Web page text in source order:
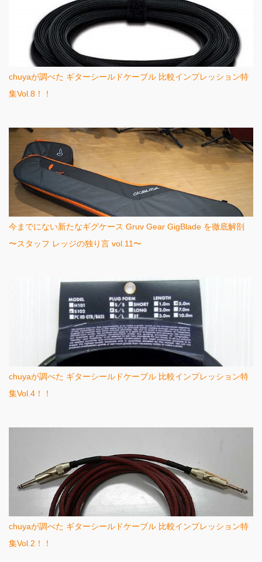
chuyaが調べた ギターシールドケーブル 比較インプレッション特
集Vol.8！！
今までにない新たなギグケース Gruv Gear GigBlade を徹底解剖
〜スタッフ レッジの独り言 vol.11〜
chuyaが調べた ギターシールドケーブル 比較インプレッション特
集Vol.4！！
chuyaが調べた ギターシールドケーブル 比較インプレッション特
集Vol.2！！